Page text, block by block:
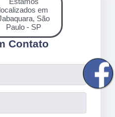
Contato
localizados em
São
Paulo - SP